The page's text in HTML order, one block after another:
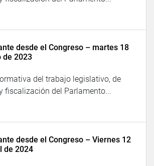
desde el Congreso – martes 18
de 2023
del trabajo legislativo, de
fiscalización del Parlamento...
desde el Congreso – Viernes 12
de 2024